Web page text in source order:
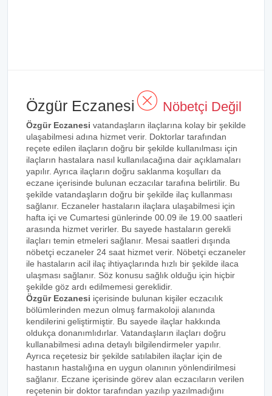
Özgür Eczanesi Nöbetçi Değil
Özgür Eczanesi vatandaşların ilaçlarına kolay bir şekilde
ulaşabilmesi adına hizmet verir. Doktorlar tarafından
reçete edilen ilaçların doğru bir şekilde kullanılması için
ilaçların hastalara nasıl kullanılacağına dair açıklamaları
yapılır. Ayrıca ilaçların doğru saklanma koşulları da
eczane içerisinde bulunan eczacılar tarafına belirtilir. Bu
şekilde vatandaşların doğru bir şekilde ilaç kullanması
sağlanır. Eczaneler hastaların ilaçlara ulaşabilmesi için
hafta içi ve Cumartesi günlerinde 00.09 ile 19.00 saatleri
arasında hizmet verirler. Bu sayede hastaların gerekli
ilaçları temin etmeleri sağlanır. Mesai saatleri dışında
nöbetçi eczaneler 24 saat hizmet verir. Nöbetçi eczaneler
ile hastaların acil ilaç ihtiyaçlarında hızlı bir şekilde ilaca
ulaşması sağlanır. Söz konusu sağlık olduğu için hiçbir
şekilde göz ardı edilmemesi gereklidir.
Özgür Eczanesi içerisinde bulunan kişiler eczacılık
bölümlerinden mezun olmuş farmakoloji alanında
kendilerini geliştirmiştir. Bu sayede ilaçlar hakkında
oldukça donanımlıdırlar. Vatandaşların ilaçları doğru
kullanabilmesi adına detaylı bilgilendirmeler yapılır.
Ayrıca reçetesiz bir şekilde satılabilen ilaçlar için de
hastanın hastalığına en uygun olanının yönlendirilmesi
sağlanır. Eczane içerisinde görev alan eczacıların verilen
reçetenin bir doktor tarafından yazılıp yazılmadığını